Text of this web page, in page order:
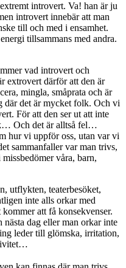
introvert. Va! han är ju
introvert innebär att man
till och med i ensamhet.
tillsammans med andra.
vad introvert och
extrovert därför att den är
mingla, småprata och är
där det är mycket folk. Och vi
För att den ser ut att inte
Och det är alltså fel…
hur vi uppför oss, utan var vi
sammanfaller var man trivs,
våra, barn,
utflykten, teaterbesöket,
inte alls orkar med
att få konsekvenser.
dag eller man orkar inte
leder till glömska, irritation,